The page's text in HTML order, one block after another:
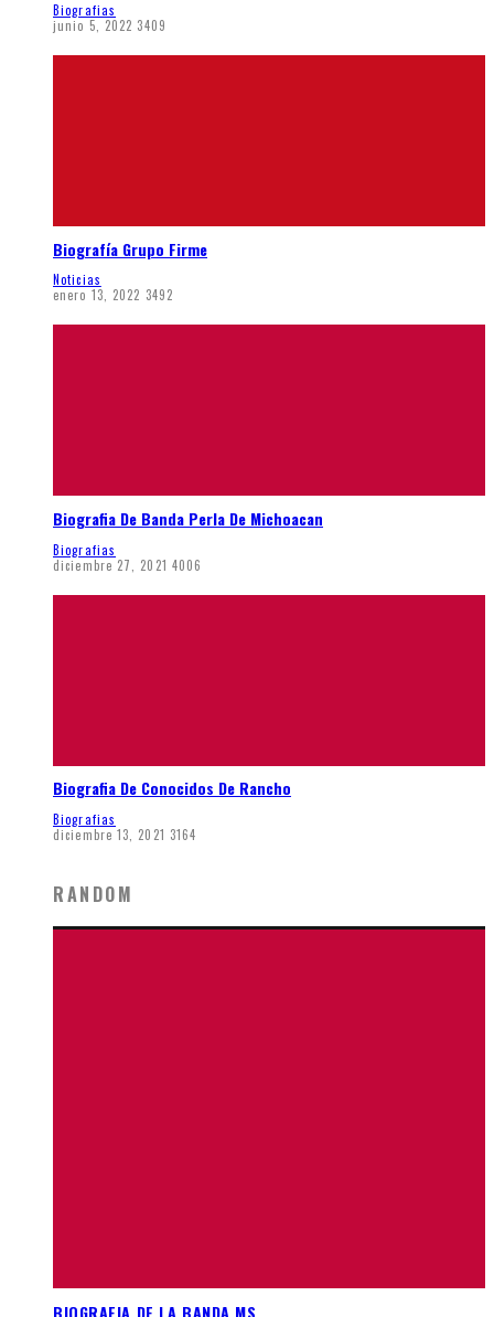
Biografias
junio 5, 2022 3409
Biografía Grupo Firme
Noticias
enero 13, 2022 3492
Biografia De Banda Perla De Michoacan
Biografias
diciembre 27, 2021 4006
Biografia De Conocidos De Rancho
Biografias
diciembre 13, 2021 3164
RANDOM
BIOGRAFIA DE LA BANDA MS